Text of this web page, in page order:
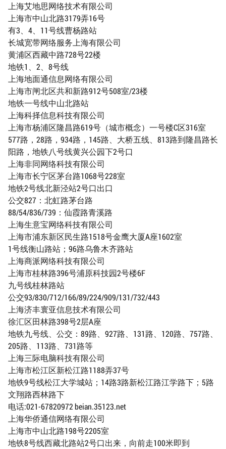
上海艾地思网络技术有限公司
上海市中山北路3179弄16号
有3、4、11号线曹杨路站
长城宽带网络服务上海有限公司
黄浦区西藏中路728号22楼
地铁1、2、8号线
上海地面通信息网络有限公司
上海市闸北区共和新路912号508室/23楼
地铁一号线中山北路站
上海科择信息科技有限公司
上海市杨浦区隆昌路619号（城市概念）一号楼C区316室
577路，28路，934路，145路、大桥五线、813路到隆昌路长
阳路，地铁八号线黄兴公园下2号口
上海非同网络科技有限公司
上海市长宁区茅台路1068号228室
地铁2号线北新泾站2号口出口
公交827：北虹路茅台路
88/54/836/739：仙霞路青溪路
上海生意宝网络科技有限公司
上海市浦东新区民生路1518号金鹰大厦A座1602室
1号线衡山路站；96路乌鲁木齐路站
上海商派网络科技有限公司
上海市桂林路396号浦原科技园2号楼6F
九号线桂林路站
公交93/830/712/166/89/224/909/131/732/443
上海济丰寰亚信息技术有限公司
徐汇区田林路398号2层A座
地铁九号线、公交：89路、927路、131路、120路、757路、
205路、113路、731路等
上海三际电脑科技有限公司
上海市松江区新松江路1188弄37号
地铁9号线松江大学城站；14路3路新松江路江学路下；5路
文翔路西林路下
电话:021-67820972 beian.35123.net
上海华侨通信网络有限公司
上海市中山北路198号2205室
地铁8号线西藏北路站2号口出来，向前走100米即到